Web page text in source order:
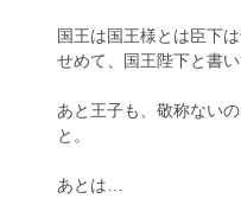
国王は国王様とは臣下
せめて、国王陛下と書い
あと王子も、敬称ない
と。
あとは…